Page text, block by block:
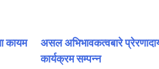
कायम
असल अभिभावकत्वबारे
कार्यक्रम सम्पन्न